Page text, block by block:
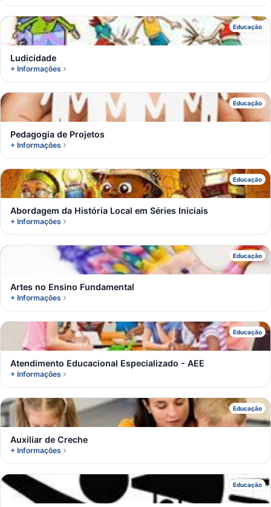
Educação
L
Ludicidade
+ Informações
Educação
P
Pedagogia de Projetos
+ Informações
Educação
A
Abordagem da História Local em Séries Iniciais
+ Informações
Educação
A
Artes no Ensino Fundamental
+ Informações
Educação
A
Atendimento Educacional Especializado - AEE
+ Informações
Educação
A
Auxiliar de Creche
+ Informações
Educação
C